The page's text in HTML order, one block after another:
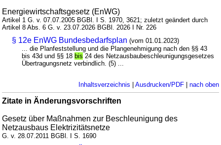
Energiewirtschaftsgesetz (EnWG)
Artikel 1 G. v. 07.07.2005 BGBl. I S. 1970, 3621; zuletzt geändert durch
Artikel 8 Abs. 6 G. v. 23.07.2026 BGBl. 2026 I Nr. 226
§ 12e EnWG Bundesbedarfsplan (vom 01.01.2023)
... die Planfeststellung und die Plangenehmigung nach den §§ 43
bis 43d und §§ 18 bis 24 des Netzausbaubeschleunigungsgesetzes
Übertragungsnetz verbindlich. (5) ...
Inhaltsverzeichnis Ausdrucken/PDF| nach oben
Zitate in Änderungsvorschriften
Gesetz über Maßnahmen zur Beschleunigung des
Netzausbaus Elektrizitätsnetze
G. v. 28.07.2011 BGBl. I S. 1690